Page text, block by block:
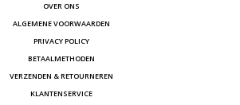
OVER ONS
ALGEMENE VOORWAARDEN
PRIVACY POLICY
BETAALMETHODEN
VERZENDEN & RETOURNEREN
KLANTENSERVICE